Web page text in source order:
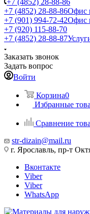
+7 (4852) 28-88-86
+7 (4852) 28-88-86Офис
+7 (901) 994-72-42Офис
+7 (920) 115-88-70
+7 (4852) 28-88-87
Заказать звонок
Задать вопрос
Войти
Корзина0
Избранные
Сравнение
str-dizain@mail.ru
г. Ярославль, пр-т
Вконтакте
Viber
Viber
WhatsApp